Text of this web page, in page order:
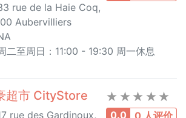
rue de la Haie Coq,
Aubervilliers
二至周日：11:00 - 19:30 周一休息
0.0 0 人评价
超市 CityStore
rue des Gardinoux,